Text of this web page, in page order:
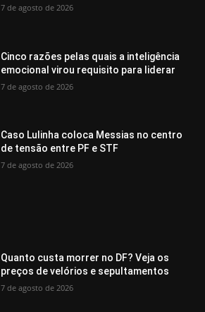
7 de agosto de 2026
Cinco razões pelas quais a inteligência
emocional virou requisito para liderar
7 de agosto de 2026
Caso Lulinha coloca Messias no centro
de tensão entre PF e STF
7 de agosto de 2026
Quanto custa morrer no DF? Veja os
preços de velórios e sepultamentos
7 de agosto de 2026